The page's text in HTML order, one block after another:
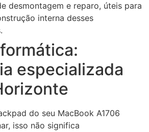
desmontagem e reparo, úteis para
interna desses
especializada
do seu MacBook A1706
isso não significa